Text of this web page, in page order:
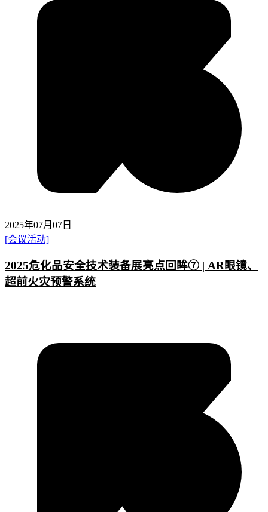
2025年07月07日
[会议活动]
2025危化品安全技术装备展亮点回眸⑦ | AR眼镜、
超前火灾预警系统